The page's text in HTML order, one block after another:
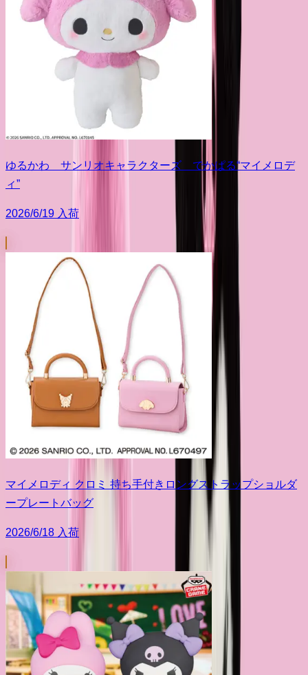
ゆるかわ サンリオキャラクターズ でかぱる“マイメロデ
ィ”
2026/6/19 入荷
マイメロディ クロミ 持ち手付きロングストラップショルダ
ープレートバッグ
2026/6/18 入荷